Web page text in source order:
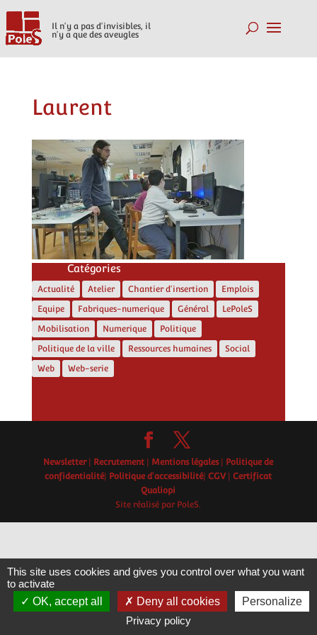
Il n'y a pas d'invisibles, il
n'y a que des aveugles
Laurent
Catégories
Actualité Atelier Chantier d'insertion
Emplois
Equipe
Fabriques-numerique Général
LePoleS
Mobilisation
Numerique
Politique
Politique de la ville
Ressources humaines
Social
Web
Web-serie
Newsletter| Recrutement Mentions légales|
Politique de
confidentialité| Politique d'accessibilité|CGV|Certificat
Qualiopi
Site réalisé par PoleS.
This site uses cookies and gives you control over what you want
to activate
OK, accept all
Deny all cookies
Personalize
Privacy policy